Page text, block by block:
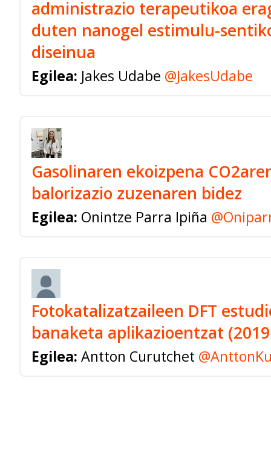
administrazio terapeutikoa
duten nanogel estimulu-
diseinua
Egilea: Jakes Udabe @JakesUdabe
Gasolinaren ekoizpena
balorizazio zuzenaren bidez
Egilea: Onintze Parra Ipiña
Fotokatalizatzaileen DFT
banaketa aplikazioentzat
Egilea: Antton Curutchet